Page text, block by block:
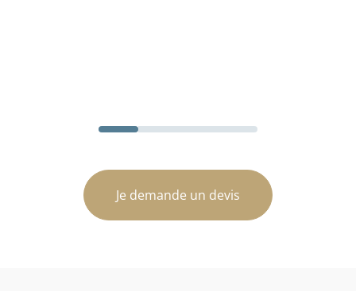
Je demande un devis